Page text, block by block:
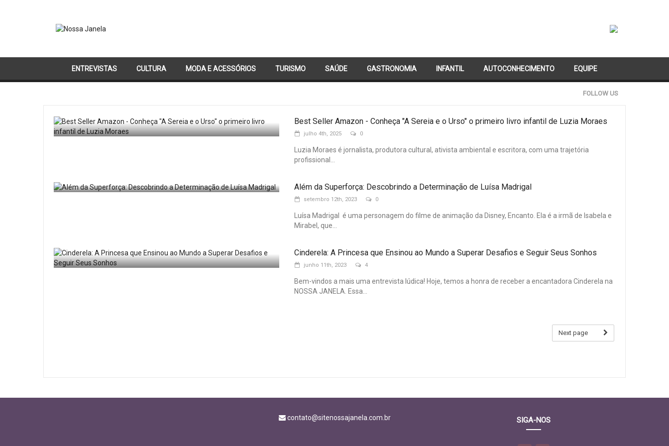
ENTREVISTAS CULTURA MODA E ACESSÓRIOS TURISMO SAÚDE GASTRONOMIA INFANTIL AUTOCONHECIMENTO EQUIPE
FOLLOW US
Best Seller Amazon - Conheça "A Sereia e o Urso" o primeiro livro infantil de Luzia Moraes
julho 4th, 2025 0
Luzia Moraes é jornalista, produtora cultural, ativista ambiental e escritora, com uma trajetória
profissional...
Além da Superforça: Descobrindo a Determinação de Luísa Madrigal
setembro 12th, 2023 0
Luísa Madrigal é uma personagem do filme de animação da Disney, Encanto. Ela é a irmã de Isabela e
Mirabel, que...
Cinderela: A Princesa que Ensinou ao Mundo a Superar Desafios e Seguir Seus Sonhos
junho 11th, 2023 4
Bem-vindos a mais uma entrevista lúdica! Hoje, temos a honra de receber a encantadora Cinderela na
NOSSA JANELA. Essa...
Next page
contato@sitenossajanela.com.br SIGA-NOS